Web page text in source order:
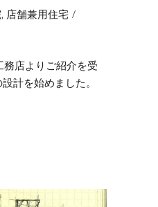
, 店舗兼用住宅
務店よりご紹介を受
計を始めました。